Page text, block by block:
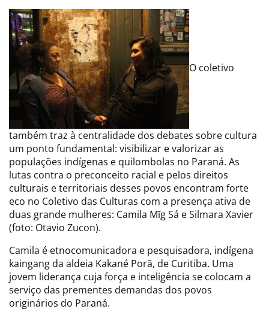
O coletivo
também traz à centralidade dos debates sobre cultura
um ponto fundamental: visibilizar e valorizar as
populações indígenas e quilombolas no Paraná. As
lutas contra o preconceito racial e pelos direitos
culturais e territoriais desses povos encontram forte
eco no Coletivo das Culturas com a presença ativa de
duas grande mulheres: Camila Mīg Sá e Silmara Xavier
(foto: Otavio Zucon).
Camila é etnocomunicadora e pesquisadora, indígena
kaingang da aldeia Kakané Porã, de Curitiba. Uma
jovem liderança cuja força e inteligência se colocam a
serviço das prementes demandas dos povos
originários do Paraná.